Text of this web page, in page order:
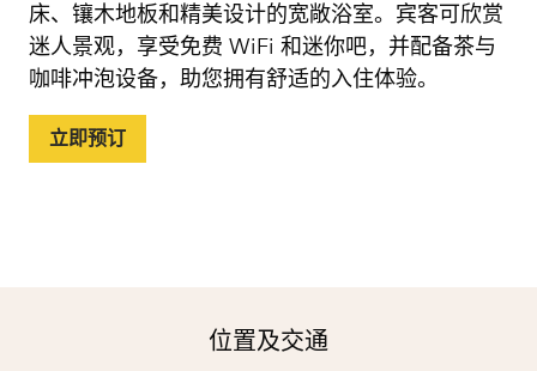
床、镶木地板和精美设计的宽敞浴室。宾客可欣赏
迷人景观，享受免费 WiFi 和迷你吧，并配备茶与
咖啡冲泡设备，助您拥有舒适的入住体验。
立即预订
位置及交通